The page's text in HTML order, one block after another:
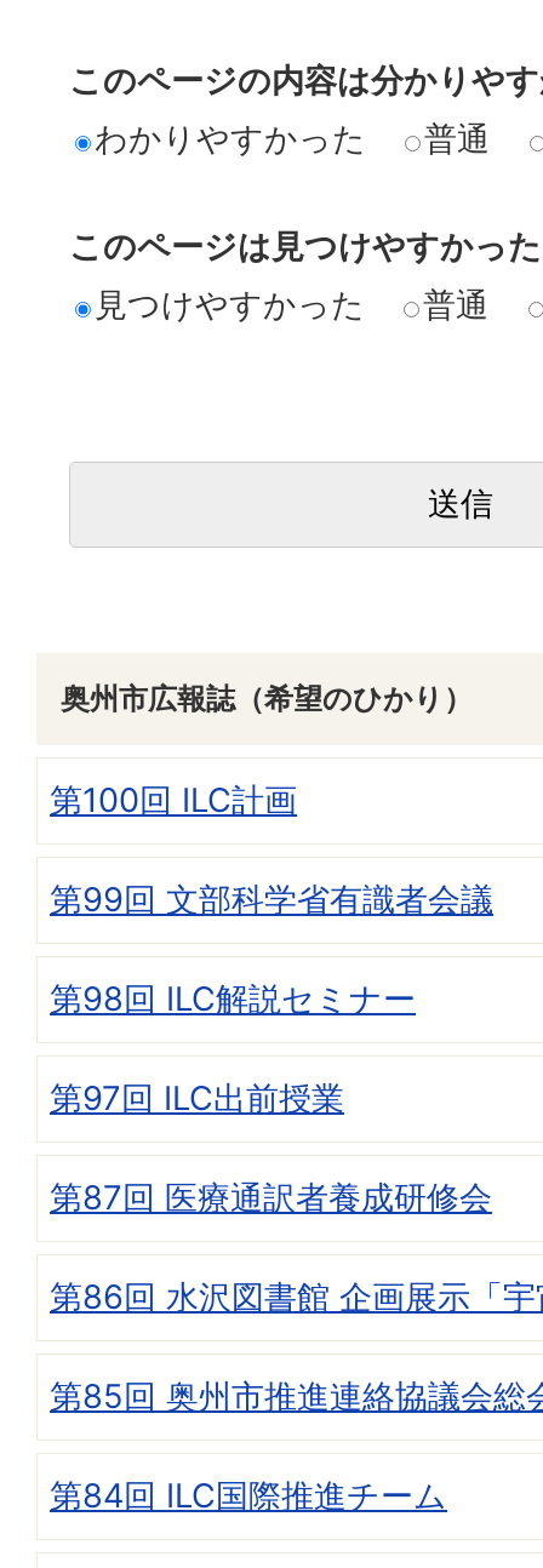
このページの内容は分かりや
わかりやすかった
普通
このページは見つけやすかっ
見つけやすかった
普通
奥州市広報誌（希望のひかり）
第100回 ILC計画
第99回 文部科学省有識者会議
第98回 ILC解説セミナー
第97回 ILC出前授業
第87回 医療通訳者養成研修会
第86回 水沢図書館 企画展示「
第85回 奥州市推進連絡協議会総
第84回 ILC国際推進チーム